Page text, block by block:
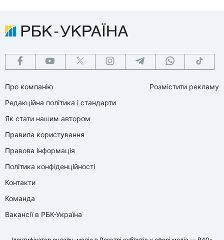
Про компанію
Редакційна політика і стандарти
Як стати нашим автором
Правила користування
Правова інформація
Політика конфіденційності
Контакти
Команда
Вакансії в РБК-Україна
Розмістити рекламу